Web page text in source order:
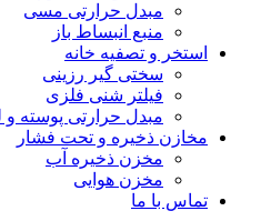
مبدل حرارتی مسی
منبع انبساط باز
استخر و تصفیه خانه
سختی گیر رزینی
فیلتر شنی فلزی
مبدل حرارتی پوسته و
مخازن ذخیره و تحت فشار
مخزن ذخیره آب
مخزن هوایی
تماس با ما